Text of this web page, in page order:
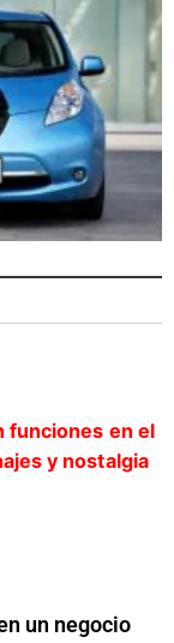
un negocio